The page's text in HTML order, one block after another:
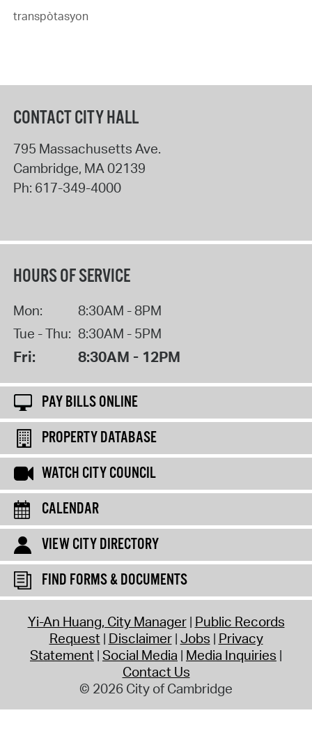
transpòtasyon
CONTACT CITY HALL
795 Massachusetts Ave.
Cambridge, MA02139
Ph: 617-349-4000
HOURS OF SERVICE
Mon:
8:30AM - 8PM
Tue - Thu: 8:30AM - 5PM
Fri: 8:30AM - 12PM
PAY BILLS ONLINE
PROPERTY DATABASE
WATCH CITY COUNCIL
CALENDAR
VIEW CITY DIRECTORY
FIND FORMS & DOCUMENTS
Yi-An Huang, City Manager Public Records
Request Disclaimer Jobs Privacy
Statement Social Media Media Inquiries
Contact Us
© 2026 City of Cambridge